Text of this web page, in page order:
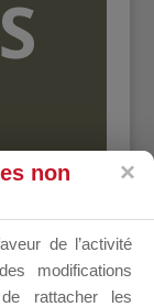
non
de l’activité
modifications
rattacher les